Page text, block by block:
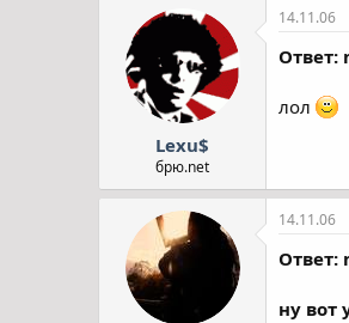
Lexu$
брю.net
14.11.06
Ответ:
лол
14.11.06
Ответ:
ну вот